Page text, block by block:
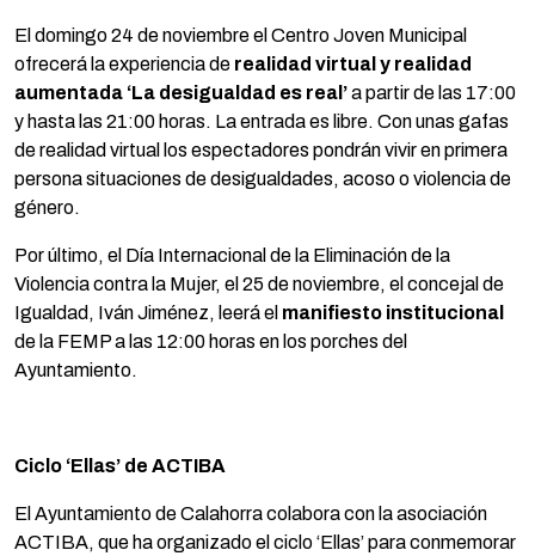
El domingo 24 de noviembre el Centro Joven Municipal
ofrecerá la experiencia de realidad virtual y realidad
aumentada ‘La desigualdad es real’a partir de las 17:00
y hasta las 21:00 horas. La entrada es libre. Con unas gafas
de realidad virtual los espectadores pondrán vivir en primera
persona situaciones de desigualdades, acoso o violencia de
género.
Por último, el Día Internacional de la Eliminación de la
Violencia contra la Mujer, el 25 de noviembre, el concejal de
Igualdad, Iván Jiménez, leerá el manifiesto institucional
de la FEMP a las 12:00 horas en los porches del
Ayuntamiento.
Ciclo ‘Ellas’ de ACTIBA
El Ayuntamiento de Calahorra colabora con la asociación
ACTIBA, que ha organizado el ciclo ‘Ellas’ para conmemorar